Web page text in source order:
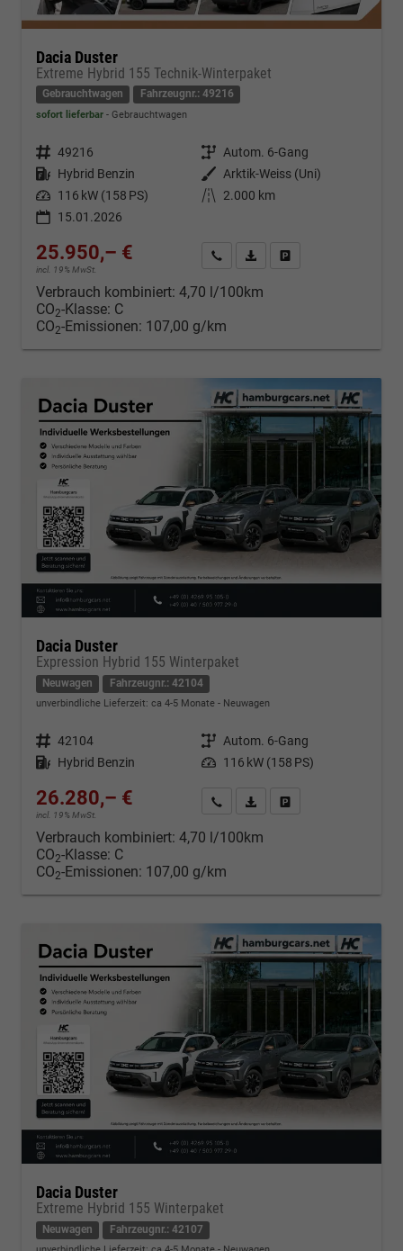
Dacia Duster
Extreme Hybrid 155 Technik-Winterpaket
Gebrauchtwagen Fahrzeugnr.: 49216
sofort lieferbar Gebrauchtwagen
Fahrzeugnr. 49216 Getriebe Autom. 6-Gang
Kraftstoff Hybrid Benzin Außenfarbe
Arktik-Weiss (Uni)
Leistung 116 kW (158 PS) Kilometerstand
2.000 km
15.01.2026
25.950,– €
incl. 19% MwSt.
Kontakt & Angebot anfordern
PDF-Datei, Fahrzeugexposé
Verbrauch kombiniert: 4,70 l/100km
CO2-Klasse: C
CO2-Emissionen: 107,00 g/km
Dacia Duster
Expression Hybrid 155 Winterpaket
Neuwagen Fahrzeugnr.: 42104
unverbindliche Lieferzeit: ca 4-5 Monate Neuwagen
Fahrzeugnr. 42104 Getriebe Autom. 6-Gang
Kraftstoff Hybrid Benzin Leistung 116 kW (158 PS)
26.280,– €
incl. 19% MwSt.
Kontakt & Angebot anfordern
PDF-Datei, Fahrzeugexposé
Verbrauch kombiniert: 4,70 l/100km
CO2-Klasse: C
CO2-Emissionen: 107,00 g/km
Dacia Duster
Extreme Hybrid 155 Winterpaket
Neuwagen Fahrzeugnr.: 42107